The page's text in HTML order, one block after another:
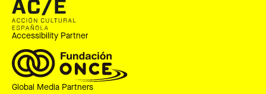
Accessibility Partner
Global Media Partners